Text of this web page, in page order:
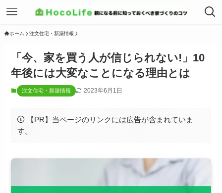
ホーム 注文住宅・新築情報
「今、家を買う人が信じられない!」10
年後には大変なことになる理由とは
注文住宅・新築情報 2023年6月1日
【PR】当ページのリンクには広告が含まれていま
す。